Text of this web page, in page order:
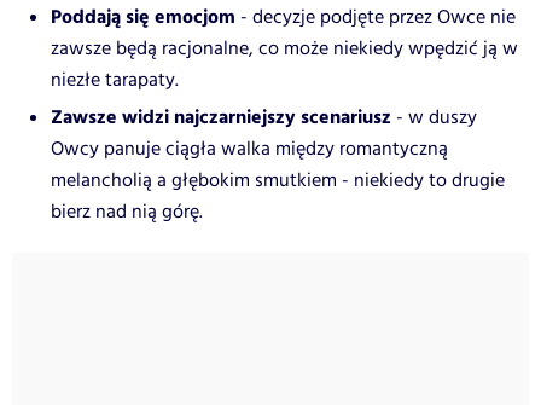
Poddają się emocjom - decyzje podjęte przez Owce nie
zawsze będą racjonalne, co może niekiedy wpędzić ją w
niezłe tarapaty.
Zawsze widzi najczarniejszy scenariusz - w duszy
Owcy panuje ciągła walka między romantyczną
melancholią a głębokim smutkiem - niekiedy to drugie
bierz nad nią górę.